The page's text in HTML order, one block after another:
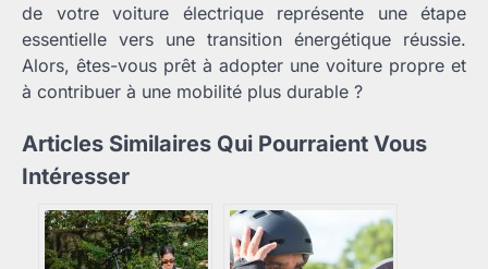
de votre voiture électrique représente une étape
essentielle vers une transition énergétique réussie.
Alors, êtes-vous prêt à adopter une voiture propre et
à contribuer à une mobilité plus durable ?
Articles Similaires Qui Pourraient Vous
Intéresser